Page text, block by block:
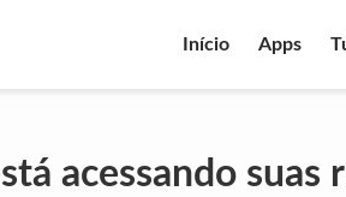
Início Apps
acessando suas